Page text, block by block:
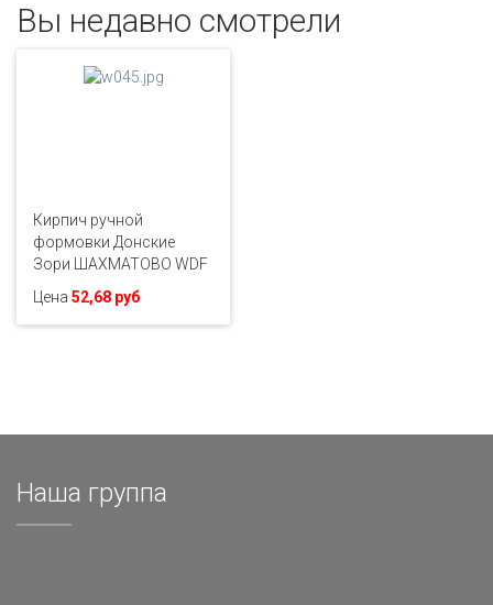
Вы недавно смотрели
Кирпич ручной
формовки Донские
Зори ШАХМАТОВО WDF
Цена 52,68 руб
Наша группа